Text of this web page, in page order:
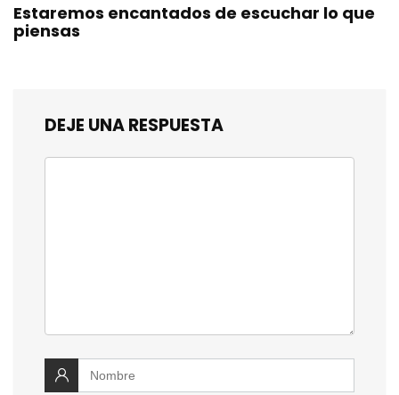
Estaremos encantados de escuchar lo que
piensas
DEJE UNA RESPUESTA